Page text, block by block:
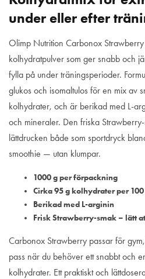
under eller efter
Olimp Nutrition Carbonox Strawberry
kolhydratpulver som ger snabb och
fylla på under träningsperioder.
glukos och isomaltulos för en mix av
kolhydrater, och är berikad med L-
och mineraler. Den friska
lättdrucken både som sportdryck
smoothie — utan klumpar.
1000 g per förpackning
Cirka 95 g kolhydrater per 100
Berikad med L-arginin
Frisk Strawberry-smak – lätt
Carbonox Strawberry passar för
pass när du behöver ett snabbt och
kolhydrater. Ett praktiskt och